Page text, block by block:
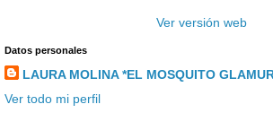
Ver versión web
Datos personales
LAURA MOLINA *EL MOSQUITO
Ver todo mi perfil